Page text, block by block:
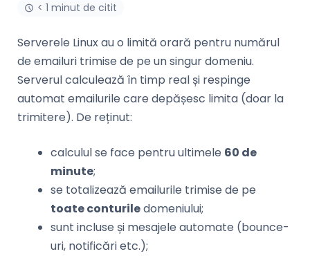
< 1 minut de citit
Serverele Linux au o limită orară pentru numărul
de emailuri trimise de pe un singur domeniu.
Serverul calculează în timp real și respinge
automat emailurile care depășesc limita (doar la
trimitere). De reținut:
calculul se face pentru ultimele 60 de
minute;
se totalizează emailurile trimise de pe
toate conturiledomeniului;
sunt incluse și mesajele automate (bounce-
uri, notificări etc.);